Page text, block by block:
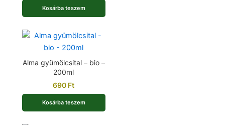
Kosárba teszem
Alma gyümölcsital – bio –
200ml
690 Ft
Kosárba teszem